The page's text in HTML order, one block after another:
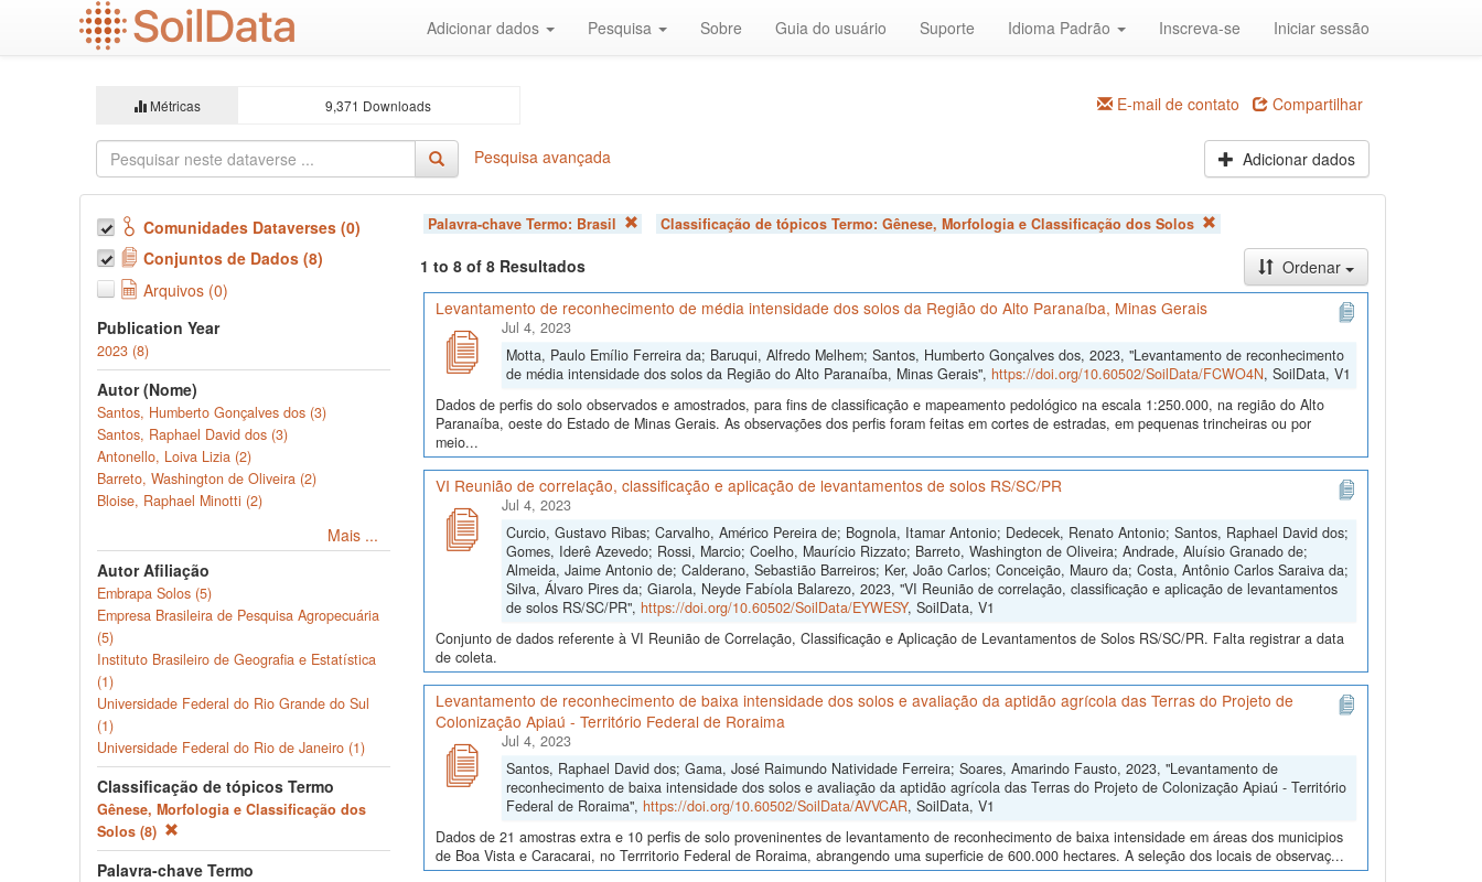
Adicionar dados Pesquisa Sobre Guia do usuário Suporte Idioma Padrão Inscreva-se Iniciar sessão
Métricas 9,371 Downloads E-mail de contato Compartilhar
Pesquisa avançada Adicionar dados
Comunidades Dataverses (0)
Conjuntos de Dados (8)
Arquivos (0)
Publication Year
2023 (8)
Autor (Nome)
Santos, Humberto Gonçalves dos (3)
Santos, Raphael David dos (3)
Antonello, Loiva Lizia (2)
Barreto, Washington de Oliveira (2)
Bloise, Raphael Minotti (2)
Mais ...
Autor Afiliação
Embrapa Solos (5)
Empresa Brasileira de Pesquisa Agropecuária
(5)
Instituto Brasileiro de Geografia e Estatística
(1)
Universidade Federal do Rio Grande do Sul
(1)
Universidade Federal do Rio de Janeiro (1)
Classificação de tópicos Termo
Gênese, Morfologia e Classificação dos
Solos (8)
Palavra-chave Termo
Palavra-chave Termo: Brasil Classificação de tópicos Termo: Gênese, Morfologia e Classificação dos Solos
1 to 8 of 8 Resultados
Ordenar
Levantamento de reconhecimento de média intensidade dos solos da Região do Alto Paranaíba, Minas Gerais
Jul 4, 2023
Motta, Paulo Emílio Ferreira da; Baruqui, Alfredo Melhem; Santos, Humberto Gonçalves dos, 2023, "Levantamento de reconhecimento
de média intensidade dos solos da Região do Alto Paranaíba, Minas Gerais", https://doi.org/10.60502/SoilData/FCWO4N, SoilData, V1
Dados de perfis do solo observados e amostrados, para fins de classificação e mapeamento pedológico na escala 1:250.000, na região do Alto
Paranaíba, oeste do Estado de Minas Gerais. As observações dos perfis foram feitas em cortes de estradas, em pequenas trincheiras ou por
meio...
VI Reunião de correlação, classificação e aplicação de levantamentos de solos RS/SC/PR
Jul 4, 2023
Curcio, Gustavo Ribas; Carvalho, Américo Pereira de; Bognola, Itamar Antonio; Dedecek, Renato Antonio; Santos, Raphael David dos;
Gomes, Iderê Azevedo; Rossi, Marcio; Coelho, Maurício Rizzato; Barreto, Washington de Oliveira; Andrade, Aluísio Granado de;
Almeida, Jaime Antonio de; Calderano, Sebastião Barreiros; Ker, João Carlos; Conceição, Mauro da; Costa, Antônio Carlos Saraiva da;
Silva, Álvaro Pires da; Giarola, Neyde Fabíola Balarezo, 2023, "VI Reunião de correlação, classificação e aplicação de levantamentos
de solos RS/SC/PR", https://doi.org/10.60502/SoilData/EYWESY, SoilData, V1
Conjunto de dados referente à VI Reunião de Correlação, Classificação e Aplicação de Levantamentos de Solos RS/SC/PR. Falta registrar a data
de coleta.
Levantamento de reconhecimento de baixa intensidade dos solos e avaliação da aptidão agrícola das Terras do Projeto de
Colonização Apiaú - Território Federal de Roraima
Jul 4, 2023
Santos, Raphael David dos; Gama, José Raimundo Natividade Ferreira; Soares, Amarindo Fausto, 2023, "Levantamento de
reconhecimento de baixa intensidade dos solos e avaliação da aptidão agrícola das Terras do Projeto de Colonização Apiaú - Território
Federal de Roraima", https://doi.org/10.60502/SoilData/AVVCAR, SoilData, V1
Dados de 21 amostras extra e 10 perfis de solo proveninentes de levantamento de reconhecimento de baixa intensidade em áreas dos municipios
de Boa Vista e Caracarai, no Terrritorio Federal de Roraima, abrangendo uma superficie de 600.000 hectares. A seleção dos locais de observaç...